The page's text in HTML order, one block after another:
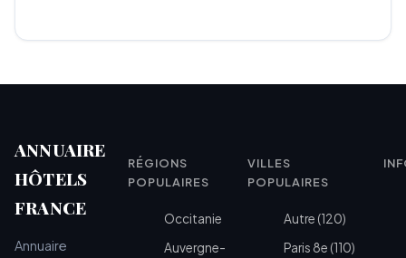
ANNUAIRE
HÔTELS
FRANCE
Annuaire
RÉGIONS
POPULAIRES
Occitanie
Auvergne-
VILLES
POPULAIRES
Autre (120)
Paris 8e (110)